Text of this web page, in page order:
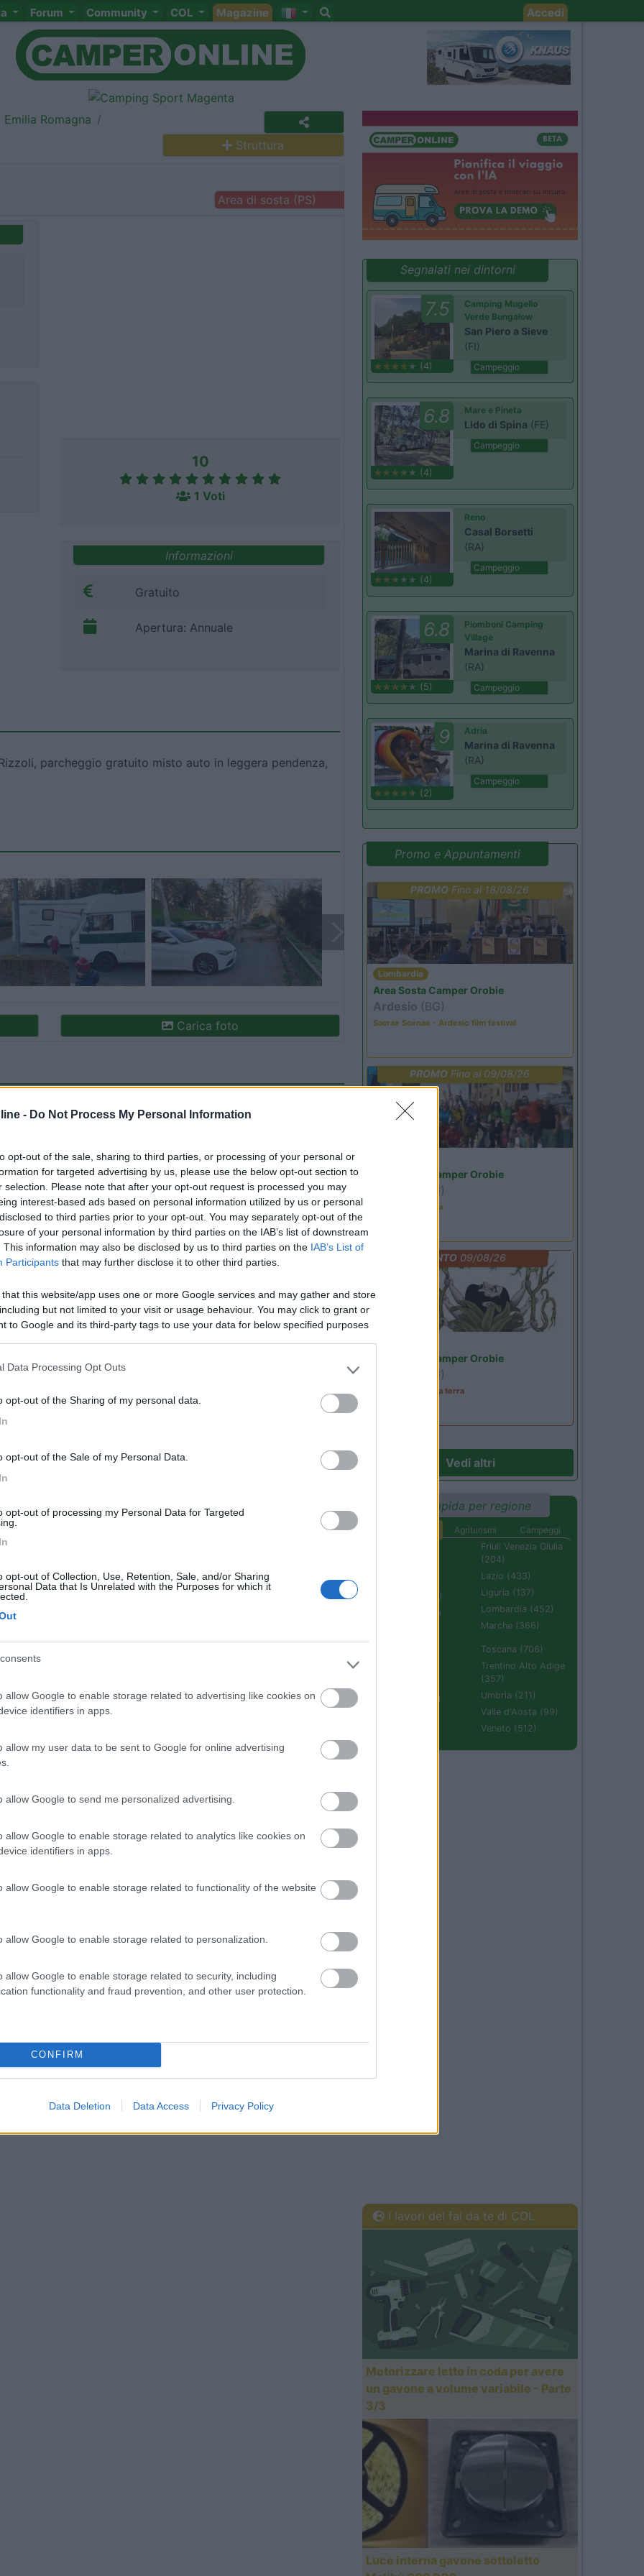
- Do Not Process My Personal Information
opt-out of the sale, sharing to third parties, or processing of your personal or
for targeted advertising by us, please use the below opt-out section to
selection. Please note that after your opt-out request is processed you may
interest-based ads based on personal information utilized by us or personal
to third parties prior to your opt-out. You may separately opt-out of the
of your personal information by third parties on the IAB’s list of downstream
This information may also be disclosed by us to third parties on the IAB’s List of
Participants that may further disclose it to other third parties.
that this website/app uses one or more Google services and may gather and store
but not limited to your visit or usage behaviour. You may click to grant or
to Google and its third-party tags to use your data for below specified purposes
Data Processing Opt Outs
opt-out of the Sharing of my personal data.
opt-out of the Sale of my Personal Data.
opt-out of processing my Personal Data for Targeted
opt-out of Collection, Use, Retention, Sale, and/or Sharing
Data that Is Unrelated with the Purposes for which it
allow Google to enable storage related to advertising like cookies on
identifiers in apps.
allow my user data to be sent to Google for online advertising
allow Google to send me personalized advertising.
allow Google to enable storage related to analytics like cookies on
identifiers in apps.
allow Google to enable storage related to functionality of the website
allow Google to enable storage related to personalization.
allow Google to enable storage related to security, including
functionality and fraud prevention, and other user protection.
CONFIRM
Data Deletion Data Access Privacy Policy
Forum Community COL Magazine Accedi
Emilia Romagna
Struttura
Area di sosta (PS)
10
1 Voti
Informazioni
Gratuito
Apertura: Annuale
parcheggio gratuito misto auto in leggera pendenza,
Carica foto
(1) Prezzo (1) Mostra tutto
è a pagamento con strisce blu (euro 1,50 all'ora). Perfetto
a 6/10 ore, non è comodissimo per passarci la notte a
strada. Io ho trovato posto per il mio camper da 7,40
soprattutto gratuito.
Posizione Prezzo
Segnalati nei dintorni
7.5
(4)
Camping Mugello
Verde Bungalow
San Piero a Sieve
(FI)
Campeggio
6.8
(4)
Mare e Pineta
Lido di Spina (FE)
Campeggio
(4)
Reno
Casal Borsetti
(RA)
Campeggio
6.8
(5)
Piomboni Camping
Village
Marina di Ravenna
(RA)
Campeggio
9
(2)
Adria
Marina di Ravenna
(RA)
Campeggio
Promo e Appuntamenti
PROMO Fino al 18/08/26
Lombardia
Area Sosta Camper Orobie
Ardesio (BG)
Sacrae Scenae - Ardesio film festival
PROMO Fino al 09/08/26
Area Sosta Camper Orobie
(BG)
Ardesio in scatola
EVENTO09/08/26
Lombardia
Area Sosta Camper Orobie
(BG)
A levar l'ombra da terra
Vedi altri
Ricerca rapida per regione
Agriturismi
Campeggi
Campania (236)
Emilia Romagna
Friuli Venezia Giulia
(204)
Lazio (433)
Liguria (137)
Lombardia (452)
Marche (366)
Sardegna (336)
Toscana (706)
Trentino Alto Adige
(357)
Umbria (211)
Valle d'Aosta (99)
Veneto (512)
I lavori del fai da te di COL
Motorizzare letto in coda per avere
un gavone a volume variabile - Parte
3/3
Luce interna gavone sottoletto